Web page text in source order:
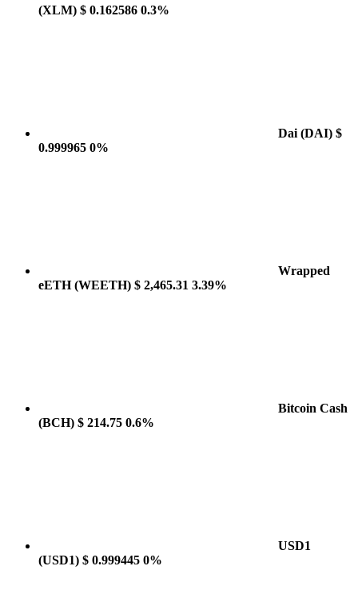
(XLM) $ 0.162586 0.3%
Dai (DAI) $
0.999965 0%
Wrapped
eETH(WEETH) $ 2,465.31 3.39%
Bitcoin Cash
(BCH) $ 214.75 0.6%
USD1
(USD1) $ 0.999445 0%